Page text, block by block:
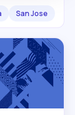
San Jose